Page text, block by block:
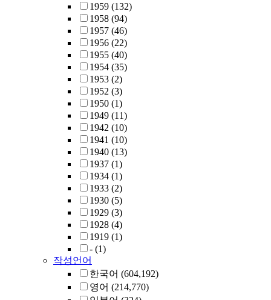
1959 (132)
1958 (94)
1957 (46)
1956 (22)
1955 (40)
1954 (35)
1953 (2)
1952 (3)
1950 (1)
1949 (11)
1942 (10)
1941 (10)
1940 (13)
1937 (1)
1934 (1)
1933 (2)
1930 (5)
1929 (3)
1928 (4)
1919 (1)
- (1)
작성언어
한국어 (604,192)
영어 (214,770)